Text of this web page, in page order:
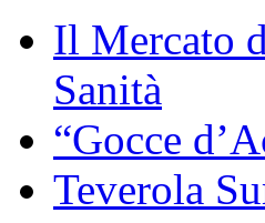
Il Mercato
Sanità
“Gocce
Teverola